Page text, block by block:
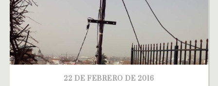
22 DE FEBRERO DE 2016